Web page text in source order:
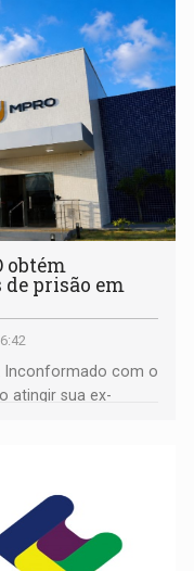
obtém
de prisão em
Inconformado com o
atingir sua ex-